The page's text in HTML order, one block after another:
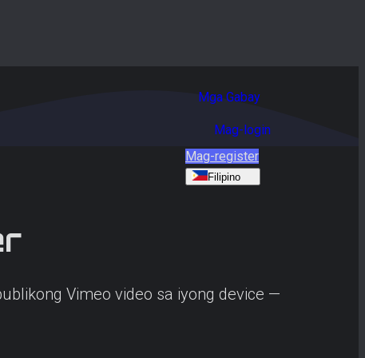
Mga Gabay
Mag-login
Mag-register
Filipino
Vimeo video sa iyong device —